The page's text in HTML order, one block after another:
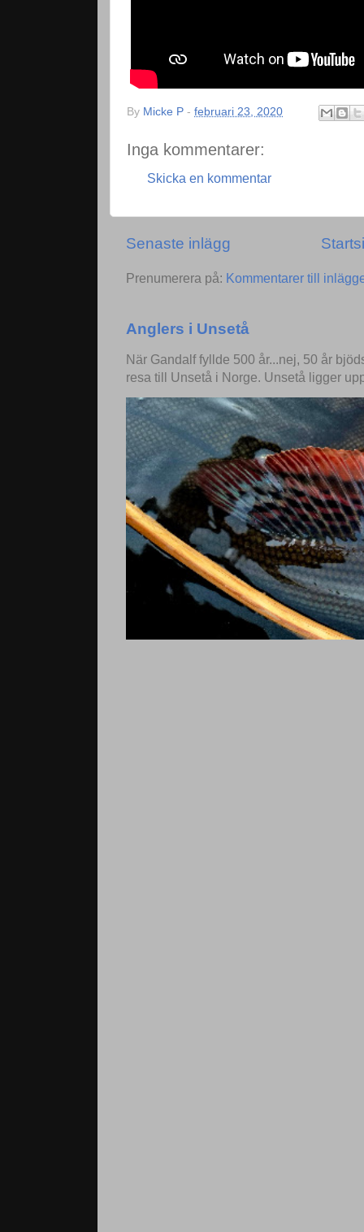
By Micke P - februari 23, 2020
Inga kommentarer:
Skicka en kommentar
Senaste inlägg
Prenumerera på: Kommentarer till
Anglers i Unsetå
När Gandalf fyllde 500 år...nej, 50 år
resa till Unsetå i Norge. Unsetå ligger